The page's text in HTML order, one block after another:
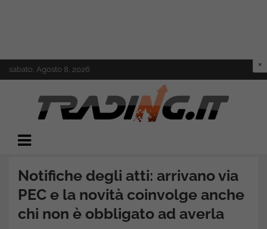
to
sabato, Agosto 8, 2026
Trading.it
Notifiche degli atti: arrivano via
PEC e la novità coinvolge anche
chi non è obbligato ad averla